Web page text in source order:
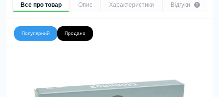
Все про товар Опис Характеристики Відгуки 1
Популярний Продано